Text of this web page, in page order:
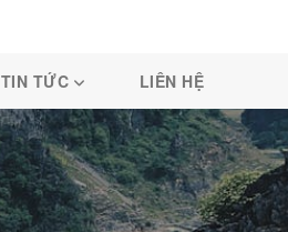
TIN TỨC LIÊN HỆ